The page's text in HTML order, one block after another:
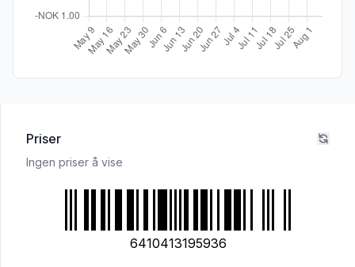
Priser
Ingen priser å vise
6410413195936